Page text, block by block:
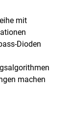
mit
Dioden
machen